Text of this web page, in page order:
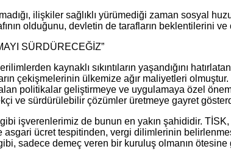
ilişkiler sağlıklı yürümediği zaman sosyal
olduğunu, devletin de tarafların beklentilerini ve
SÜRDÜRECEĞİZ”
kaynaklı sıkıntıların yaşandığını
çekişmelerinin ülkemize ağır maliyetleri
politikalar geliştirmeye ve uygulamaya özel
ve sürdürülebilir çözümler üretmeye gayret
gibi işverenlerimiz de bunun en yakın şahididir.
ücret tespitinden, vergi dilimlerinin
sadece demeç veren bir kuruluş olmanın